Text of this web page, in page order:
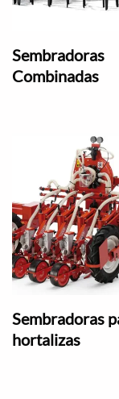
Sembradoras
Combinadas
Sembradoras
hortalizas